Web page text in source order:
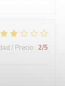
/ Precio : 2/5